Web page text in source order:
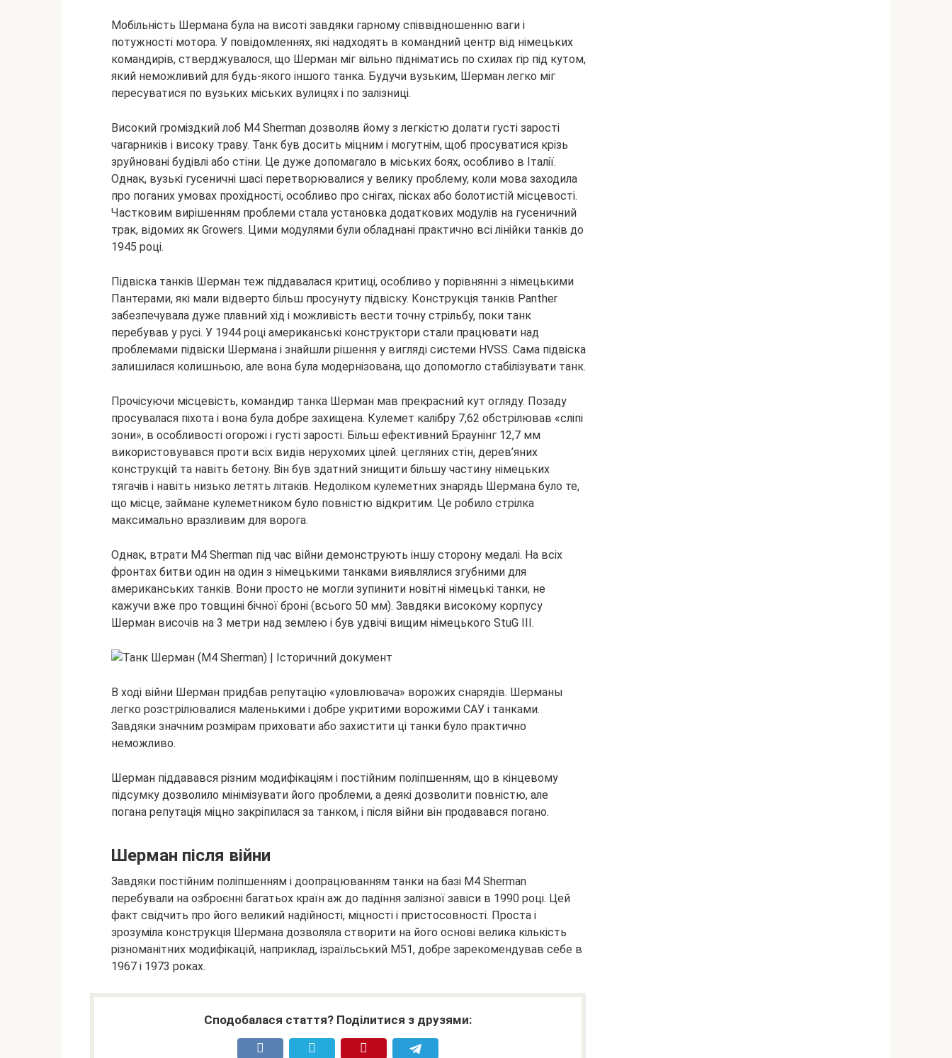
Мобільність Шермана була на висоті завдяки гарному співвідношенню ваги і
потужності мотора. У повідомленнях, які надходять в командний центр від німецьких
командирів, стверджувалося, що Шерман міг вільно підніматись по схилах гір під кутом,
який неможливий для будь-якого іншого танка. Будучи вузьким, Шерман легко міг
пересуватися по вузьких міських вулицях і по залізниці.
Високий громіздкий лоб M4 Sherman дозволяв йому з легкістю долати густі зарості
чагарників і високу траву. Танк був досить міцним і могутнім, щоб просуватися крізь
зруйновані будівлі або стіни. Це дуже допомагало в міських боях, особливо в Італії.
Однак, вузькі гусеничні шасі перетворювалися у велику проблему, коли мова заходила
про поганих умовах прохідності, особливо про снігах, пісках або болотистій місцевості.
Частковим вирішенням проблеми стала установка додаткових модулів на гусеничний
трак, відомих як Growers. Цими модулями були обладнані практично всі лінійки танків до
1945 році.
Підвіска танків Шерман теж піддавалася критиці, особливо у порівнянні з німецькими
Пантерами, які мали відверто більш просунуту підвіску. Конструкція танків Panther
забезпечувала дуже плавний хід і можливість вести точну стрільбу, поки танк
перебував у русі. У 1944 році американські конструктори стали працювати над
проблемами підвіски Шермана і знайшли рішення у вигляді системи HVSS. Сама підвіска
залишилася колишньою, але вона була модернізована, що допомогло стабілізувати танк.
Прочісуючи місцевість, командир танка Шерман мав прекрасний кут огляду. Позаду
просувалася піхота і вона була добре захищена. Кулемет калібру 7,62 обстрілював «сліпі
зони», в особливості огорожі і густі зарості. Більш ефективний Браунінг 12,7 мм
використовувався проти всіх видів нерухомих цілей: цегляних стін, дерев’яних
конструкцій та навіть бетону. Він був здатний знищити більшу частину німецьких
тягачів і навіть низько летять літаків. Недоліком кулеметних знарядь Шермана було те,
що місце, займане кулеметником було повністю відкритим. Це робило стрілка
максимально вразливим для ворога.
Однак, втрати M4 Sherman під час війни демонструють іншу сторону медалі. На всіх
фронтах битви один на один з німецькими танками виявлялися згубними для
американських танків. Вони просто не могли зупинити новітні німецькі танки, не
кажучи вже про товщині бічної броні (всього 50 мм). Завдяки високому корпусу
Шерман височів на 3 метри над землею і був удвічі вищим німецького StuG III.
В ході війни Шерман придбав репутацію «уловлювача» ворожих снарядів. Шерманы
легко розстрілювалися маленькими і добре укритими ворожими САУ і танками.
Завдяки значним розмірам приховати або захистити ці танки було практично
неможливо.
Шерман піддавався різним модифікаціям і постійним поліпшенням, що в кінцевому
підсумку дозволило мінімізувати його проблеми, а деякі дозволити повністю, але
погана репутація міцно закріпилася за танком, і після війни він продавався погано.
Шерман після війни
Завдяки постійним поліпшенням і доопрацюванням танки на базі M4 Sherman
перебували на озброєнні багатьох країн аж до падіння залізної завіси в 1990 році. Цей
факт свідчить про його великий надійності, міцності і пристосовності. Проста і
зрозуміла конструкція Шермана дозволяла створити на його основі велика кількість
різноманітних модифікацій, наприклад, ізраїльський М51, добре зарекомендував себе в
1967 і 1973 роках.
Сподобалася стаття? Поділитися з друзями: